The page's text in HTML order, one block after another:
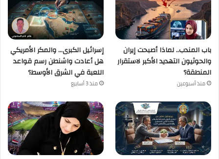
باب المندب.. لماذا أصبحت إيران
والحوثيون التهديد الأكبر لاستقرار
المنطقة؟
منذ أسبوعين
إسرائيل الكبرى… والمكر الأمريكي
هل أعادت واشنطن رسم قواعد
اللعبة في الشرق الأوسط؟
منذ 3 أسابيع